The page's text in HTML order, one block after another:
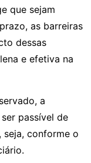
que sejam
as barreiras
dessas
e efetiva na
a
passível de
seja, conforme o